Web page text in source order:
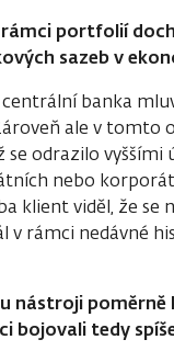
portfolií
sazeb v
banka
ale v tomto
se odrazilo vyššími
nebo
klient viděl, že se
rámci nedávné
nástroji
bojovali tedy